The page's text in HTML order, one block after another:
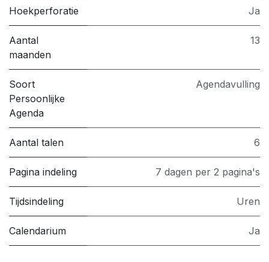
Hoekperforatie Ja
Aantal
maanden
13
Soort
Persoonlijke
Agenda
Agendavulling
Aantal talen 6
Pagina indeling 7 dagen per 2 pagina's
Tijdsindeling Uren
Calendarium Ja